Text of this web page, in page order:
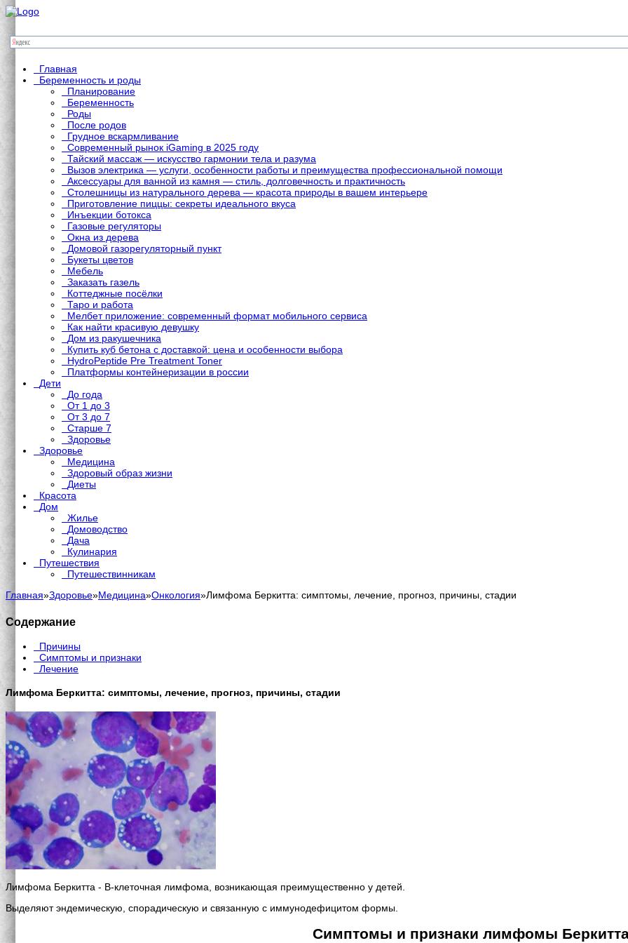
Главная
Беременность и роды
Планирование
Беременность
Роды
После родов
Грудное вскармливание
Современный рынок iGaming в 2025 году
Тайский массаж — искусство гармонии тела и разума
Вызов электрика — услуги, особенности работы и преимущества профессиональной помощи
Аксессуары для ванной из камня — стиль, долговечность и практичность
Столешницы из натурального дерева — красота природы в вашем интерьере
Приготовление пиццы: секреты идеального вкуса
Инъекции ботокса
Газовые регуляторы
Окна из дерева
Домовой газорегуляторный пункт
Букеты цветов
Мебель
Заказать газель
Коттеджные посёлки
Таро и работа
Мелбет приложение: современный формат мобильного сервиса
Как найти красивую девушку
Дом из ракушечника
Купить куб бетона с доставкой: цена и особенности выбора
HydroPeptide Pre Treatment Toner
Платформы контейнеризации в россии
Дети
До года
От 1 до 3
От 3 до 7
Старше 7
Здоровье
Здоровье
Медицина
Здоровый образ жизни
Диеты
Красота
Дом
Жилье
Домоводство
Дача
Кулинария
Путешествия
Путешествинникам
Главная»Здоровье»Медицина»Онкология»Лимфома Беркитта: симптомы, лечение, прогноз, причины, стадии
Содержание
Причины
Симптомы и признаки
Лечение
Лимфома Беркитта: симптомы, лечение, прогноз, причины, стадии
Лимфома Беркитта - B-клеточная лимфома, возникающая преимущественно у детей.
Выделяют эндемическую, спорадическую и связанную с иммунодефицитом формы.
Симптомы и признаки лимфомы